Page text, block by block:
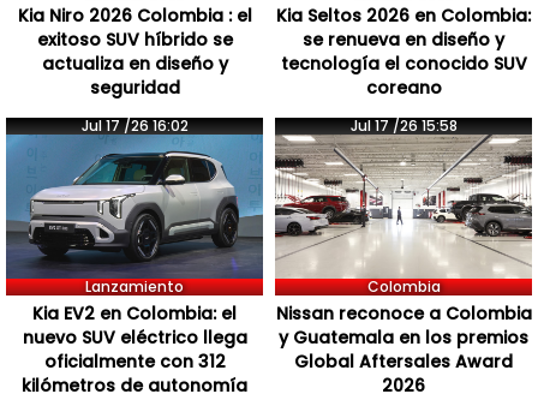
Kia Niro 2026 Colombia : el
exitoso SUV híbrido se
actualiza en diseño y
seguridad
Kia Seltos 2026 en Colombia:
se renueva en diseño y
tecnología el conocido SUV
coreano
Jul 17 /26 16:02
Lanzamiento
Kia EV2 en Colombia: el
nuevo SUV eléctrico llega
oficialmente con 312
kilómetros de autonomía
Jul 17 /26 15:58
Colombia
Nissan reconoce a Colombia
y Guatemala en los premios
Global Aftersales Award
2026